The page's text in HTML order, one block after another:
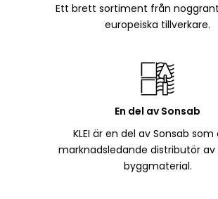
Ett brett sortiment från
europeiska tillverkare.
En del av Sonsab
KLEI är en del av Sonsab som
marknadsledande distributör av
byggmaterial.